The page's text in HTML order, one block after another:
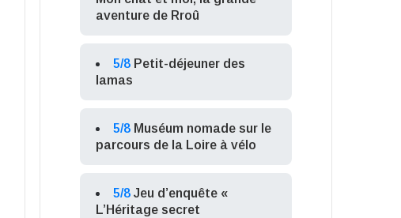
aventure de Rroû
5/8 Petit-déjeuner des
lamas
5/8 Muséum nomade sur le
parcours de la Loire à vélo
5/8 Jeu d’enquête «
L’Héritage secret